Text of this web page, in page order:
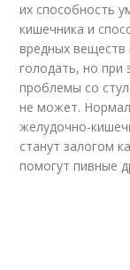
их способность
кишечника и
вредных веществ
голодать, но при
проблемы со
не может.
желудочно-
станут залогом
помогут пивные